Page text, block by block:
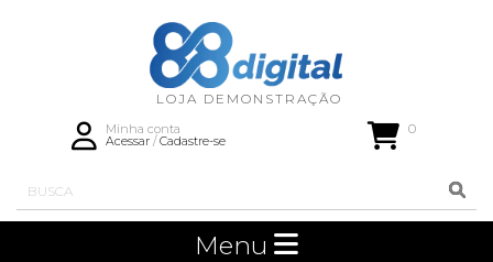
Minha conta
Acessar/Cadastre-se
0
Menu